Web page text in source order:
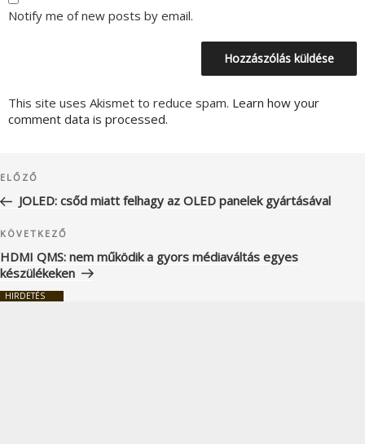
Notify me of new posts by email.
This site uses Akismet to reduce spam. Learn how your
comment data is processed.
navigáció
Korábbi
bejegyzés
ELŐZŐ
JOLED: csőd miatt felhagy az OLED panelek gyártásával
Következő
bejegyzés
KÖVETKEZŐ
HDMI QMS: nem működik a gyors médiaváltás egyes
készülékeken
HIRDETÉS